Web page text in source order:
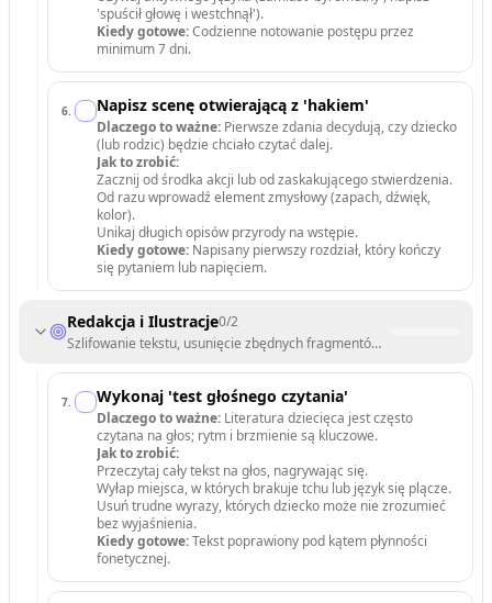
'spuścił głowę i westchnął').
Kiedy gotowe:Codzienne notowanie postępu przez
minimum 7 dni.
6. Napisz scenę otwierającą z 'hakiem'
Dlaczego to ważne: Pierwsze zdania decydują, czy dziecko
(lub rodzic) będzie chciało czytać dalej.
Jak to zrobić:
Zacznij od środka akcji lub od zaskakującego stwierdzenia.
Od razu wprowadź element zmysłowy (zapach, dźwięk,
kolor).
Unikaj długich opisów przyrody na wstępie.
Kiedy gotowe: Napisany pierwszy rozdział, który kończy
się pytaniem lub napięciem.
Redakcja i Ilustracje0/2
Szlifowanie tekstu, usunięcie zbędnych fragmentów i zaplanowanie
7. Wykonaj 'test głośnego czytania'
Dlaczego to ważne: Literatura dziecięca jest często
czytana na głos; rytm i brzmienie są kluczowe.
Jak to zrobić:
Przeczytaj cały tekst na głos, nagrywając się.
Wyłap miejsca, w których brakuje tchu lub język się plącze.
Usuń trudne wyrazy, których dziecko może nie zrozumieć
bez wyjaśnienia.
Kiedy gotowe:Tekst poprawiony pod kątem płynności
fonetycznej.